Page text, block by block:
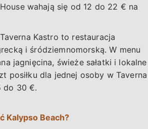
House wahają się od 12 do 22 € na
Taverna Kastro to restauracja
i śródziemnomorską. W menu
jagnięcina, świeże sałatki i lokalne
posiłku dla jednej osoby w Taverna
do 30 €.
Kalypso Beach?